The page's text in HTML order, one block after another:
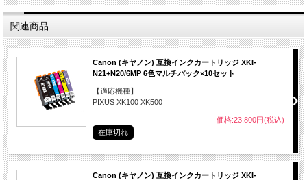
関連商品
Canon (キヤノン) 互換インクカートリッジ XKI-
N21+N20/6MP 6色マルチパック×10セット
【適応機種】
PIXUS XK100 XK500
価格:23,800円(税込)
在庫切れ
Canon (キヤノン) 互換インクカートリッジ XKI-